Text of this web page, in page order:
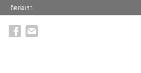
ติดต่อเรา